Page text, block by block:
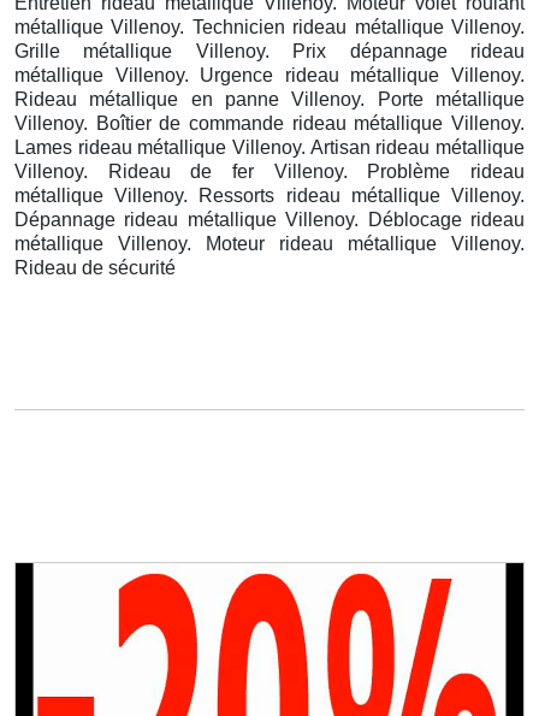
métallique Villenoy. Technicien rideau métallique Villenoy.
Grille métallique Villenoy. Prix dépannage rideau
métallique Villenoy. Urgence rideau métallique Villenoy.
Rideau métallique en panne Villenoy. Porte métallique
Villenoy. Boîtier de commande rideau métallique Villenoy.
Lames rideau métallique Villenoy. Artisan rideau métallique
Villenoy. Rideau de fer Villenoy. Problème rideau
métallique Villenoy. Ressorts rideau métallique Villenoy.
Dépannage rideau métallique Villenoy. Déblocage rideau
métallique Villenoy. Moteur rideau métallique Villenoy.
Rideau de sécurité